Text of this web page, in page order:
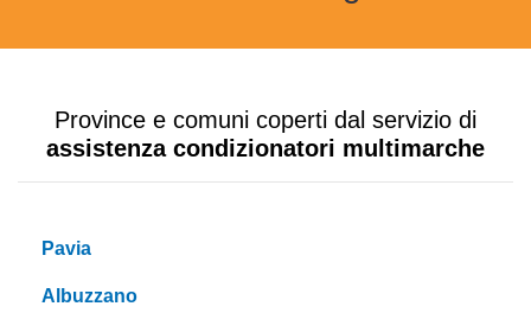
Province e comuni coperti dal servizio di
assistenza condizionatori multimarche
Pavia
Albuzzano